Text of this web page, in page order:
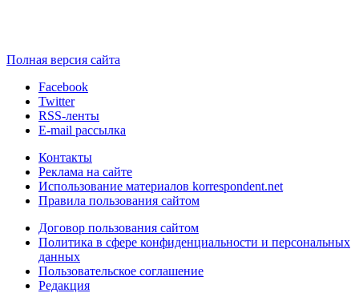
Полная версия сайта
Facebook
Twitter
RSS-ленты
E-mail рассылка
Контакты
Реклама на сайте
Использование материалов korrespondent.net
Правила пользования сайтом
Договор пользования сайтом
Политика в сфере конфиденциальности и персональных
данных
Пользовательское соглашение
Редакция